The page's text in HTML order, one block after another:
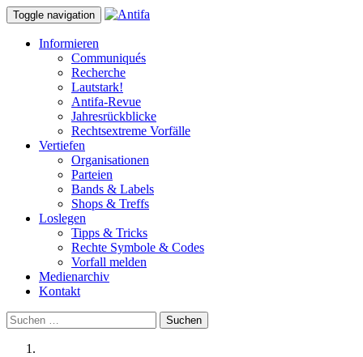
Toggle navigation
Informieren
Communiqués
Recherche
Lautstark!
Antifa-Revue
Jahresrückblicke
Rechtsextreme Vorfälle
Vertiefen
Organisationen
Parteien
Bands & Labels
Shops & Treffs
Loslegen
Tipps & Tricks
Rechte Symbole & Codes
Vorfall melden
Medienarchiv
Kontakt
Suchen
nach: